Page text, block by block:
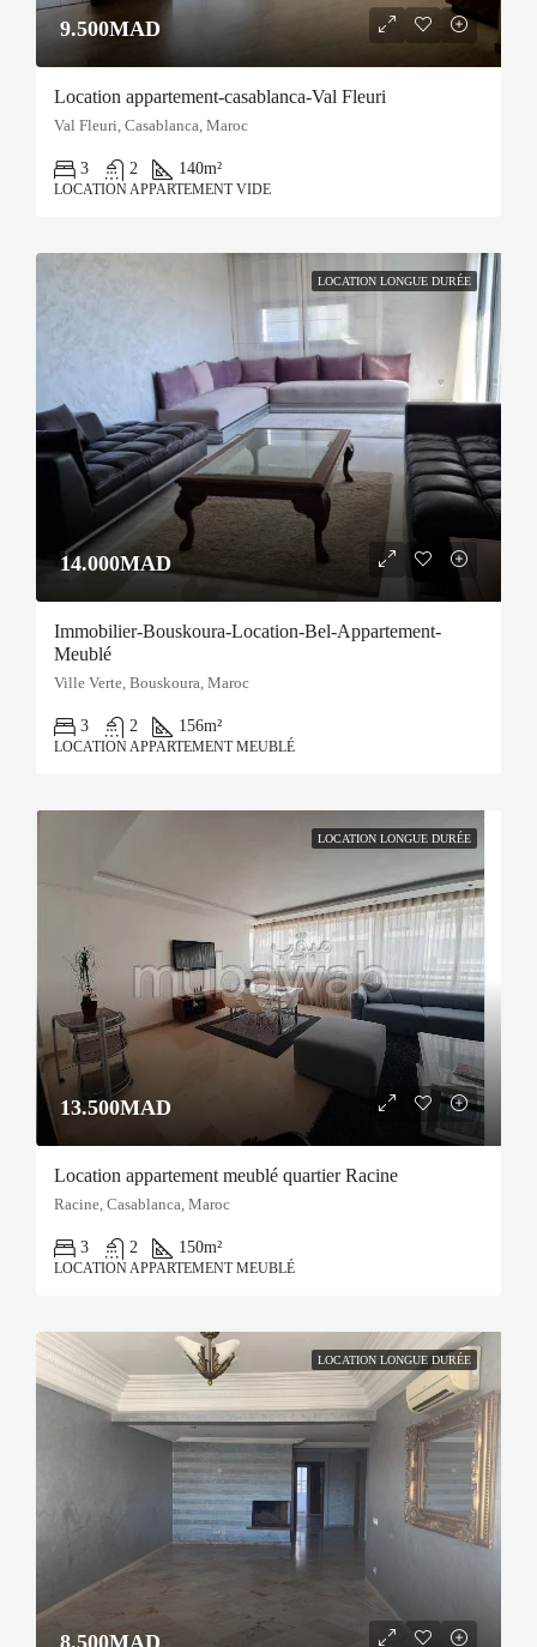
9.500MAD
Location appartement-casablanca-Val Fleuri
Val Fleuri, Casablanca, Maroc
3 2 140m²
LOCATION APPARTEMENT VIDE
LOCATION LONGUE DURÉE
14.000MAD
Immobilier-Bouskoura-Location-Bel-Appartement-
Meublé
Ville Verte, Bouskoura, Maroc
3 2 156m²
LOCATION APPARTEMENT MEUBLÉ
LOCATION LONGUE DURÉE
13.500MAD
Location appartement meublé quartier Racine
Racine, Casablanca, Maroc
3 2 150m²
LOCATION APPARTEMENT MEUBLÉ
LOCATION LONGUE DURÉE